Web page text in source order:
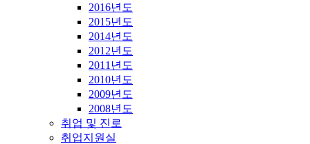
2016년도
2015년도
2014년도
2012년도
2011년도
2010년도
2009년도
2008년도
취업 및 진로
취업지원실